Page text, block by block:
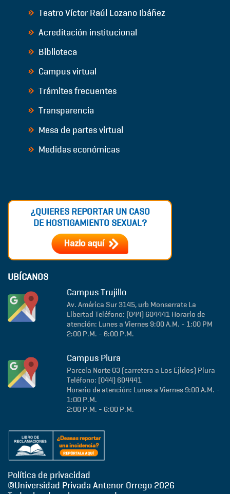
Teatro Víctor Raúl Lozano Ibáñez
Acreditación institucional
Biblioteca
Campus virtual
Trámites frecuentes
Transparencia
Mesa de partes virtual
Medidas económicas
¿QUIERES REPORTAR UN CASO
DE HOSTIGAMIENTO SEXUAL?
UBÍCANOS
Campus Trujillo
Av. América Sur 3145, urb Monserrate La
Libertad Teléfono: (044) 604441 Horario de
atención: Lunes a Viernes 9:00 A.M. - 1:00 PM
2:00 P.M. - 6:00 P.M.
Campus Piura
Parcela Norte 03 (carretera a Los Ejidos) Piura
Teléfono: (044) 604441
Horario de atención: Lunes a Viernes 9:00 A.M. -
1:00 P.M.
2:00 P.M. - 6:00 P.M.
Política de privacidad
©Universidad Privada Antenor Orrego 2026